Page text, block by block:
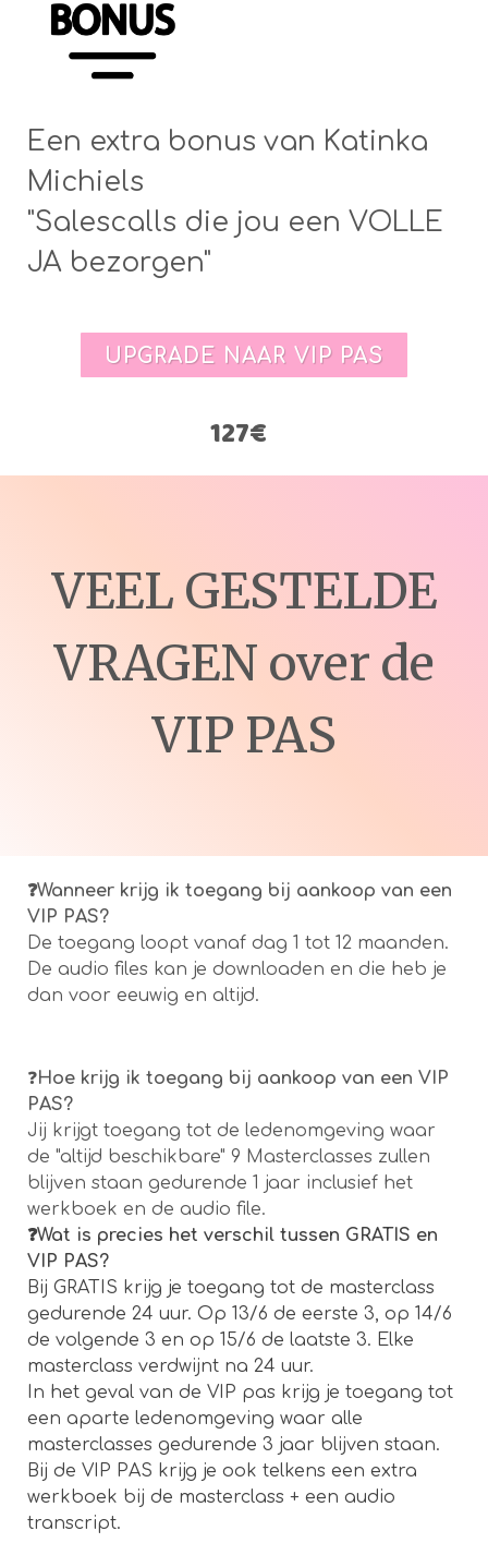
Een extra bonus van Katinka
Michiels
"Salescalls die jou een VOLLE
JA bezorgen"
UPGRADE NAAR VIP PAS
127€
VEEL GESTELDE
VRAGEN over de
VIP PAS
❓Wanneer krijg ik toegang bij aankoop van een
VIP PAS?
De toegang loopt vanaf dag 1 tot 12 maanden.
De audio files kan je downloaden en die heb je
dan voor eeuwig en altijd.
❓Hoe krijg ik toegang bij aankoop van een VIP
PAS?
Jij krijgt toegang tot de ledenomgeving waar
de "altijd beschikbare" 9 Masterclasses zullen
blijven staan gedurende 1 jaar inclusief het
werkboek en de audio file.
❓Wat is precies het verschil tussen GRATIS en
VIP PAS?
Bij GRATIS krijg je toegang tot de masterclass
gedurende 24 uur. Op 13/6 de eerste 3, op 14/6
de volgende 3 en op 15/6 de laatste 3. Elke
masterclass verdwijnt na 24 uur.
In het geval van de VIP pas krijg je toegang tot
een aparte ledenomgeving waar alle
masterclasses gedurende 3 jaar blijven staan.
Bij de VIP PAS krijg je ook telkens een extra
werkboek bij de masterclass + een audio
transcript.